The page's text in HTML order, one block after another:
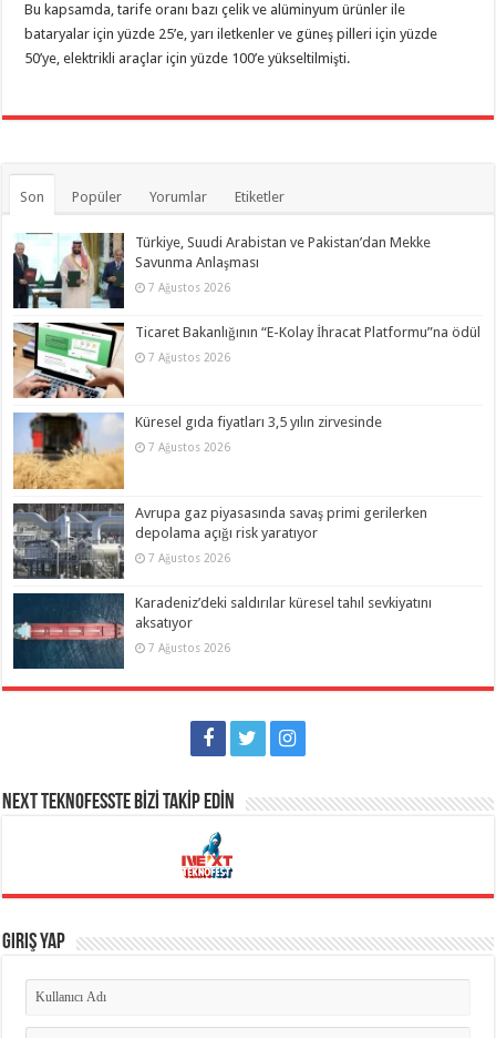
Bu kapsamda, tarife oranı bazı çelik ve alüminyum ürünler ile
bataryalar için yüzde 25’e, yarı iletkenler ve güneş pilleri için yüzde
50’ye, elektrikli araçlar için yüzde 100’e yükseltilmişti.
Son Popüler Yorumlar Etiketler
Türkiye, Suudi Arabistan ve Pakistan’dan Mekke
Savunma Anlaşması
7 Ağustos 2026
Ticaret Bakanlığının “E-Kolay İhracat Platformu”na ödül
7 Ağustos 2026
Küresel gıda fiyatları 3,5 yılın zirvesinde
7 Ağustos 2026
Avrupa gaz piyasasında savaş primi gerilerken
depolama açığı risk yaratıyor
7 Ağustos 2026
Karadeniz’deki saldırılar küresel tahıl sevkiyatını
aksatıyor
7 Ağustos 2026
NEXT TEKNOFESSTE BİZİ TAKİP EDİN
Giriş Yap